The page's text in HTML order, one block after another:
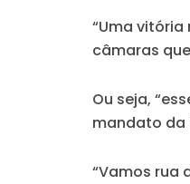
“Uma
câmaras
Ou seja,
mandato da
“Vamos rua